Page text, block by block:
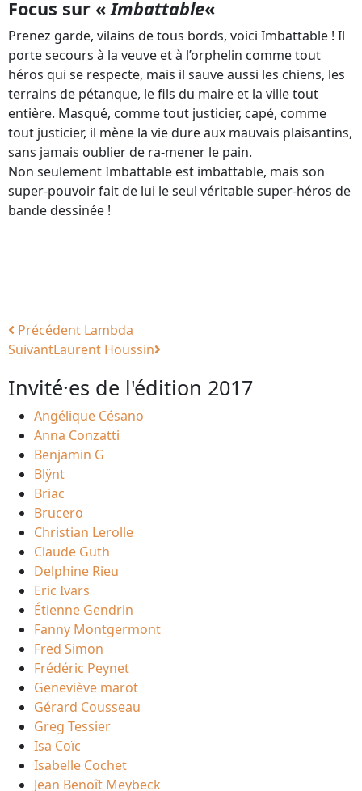
Focus sur «Imbattable«
Prenez garde, vilains de tous bords, voici Imbattable ! Il
porte secours à la veuve et à l’orphelin comme tout
héros qui se respecte, mais il sauve aussi les chiens, les
terrains de pétanque, le fils du maire et la ville tout
entière. Masqué, comme tout justicier, capé, comme
tout justicier, il mène la vie dure aux mauvais plaisantins,
sans jamais oublier de ra-mener le pain.
Non seulement Imbattable est imbattable, mais son
super-pouvoir fait de lui le seul véritable super-héros de
bande dessinée !
Précédent Lambda
SuivantLaurent Houssin
Invité·es de l'édition 2017
Angélique Césano
Anna Conzatti
Benjamin G
Blÿnt
Briac
Brucero
Christian Lerolle
Claude Guth
Delphine Rieu
Eric Ivars
Étienne Gendrin
Fanny Montgermont
Fred Simon
Frédéric Peynet
Geneviève marot
Gérard Cousseau
Greg Tessier
Isa Coïc
Isabelle Cochet
Jean Benoît Meybeck